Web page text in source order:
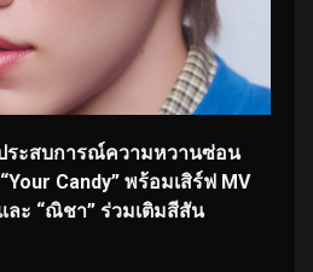
ประสบการณ์ความหวานซ่อน
Candy” พร้อมเสิร์ฟ MV
ละ “ณิชา” ร่วมเติมสีสัน